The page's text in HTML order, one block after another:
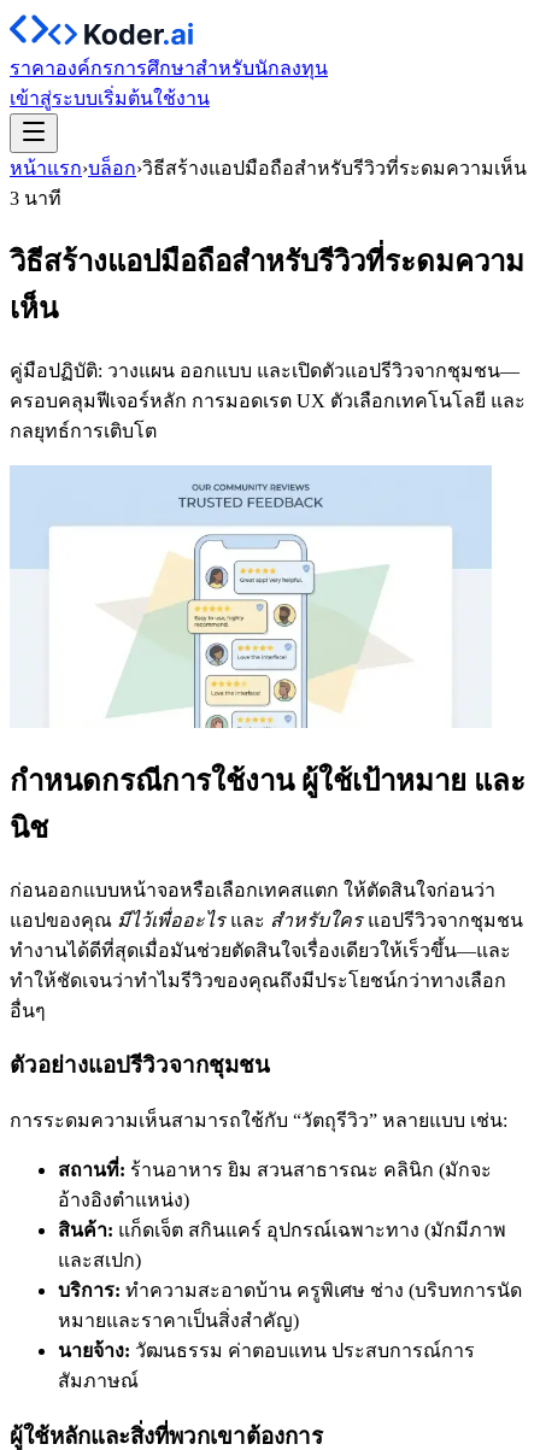
ราคาองค์กรการศึกษาสำหรับนักลงทุน
เข้าสู่ระบบเริ่มต้นใช้งาน
หน้าแรก›บล็อก›วิธีสร้างแอปมือถือสำหรับรีวิวที่ระดมความเห็น
3 นาที
วิธีสร้างแอปมือถือสำหรับรีวิวที่ระดมความ
เห็น
คู่มือปฏิบัติ: วางแผน ออกแบบ และเปิดตัวแอปรีวิวจากชุมชน—
ครอบคลุมฟีเจอร์หลัก การมอดเรต UX ตัวเลือกเทคโนโลยี และ
กลยุทธ์การเติบโต
กำหนดกรณีการใช้งาน ผู้ใช้เป้าหมาย และ
นิช
ก่อนออกแบบหน้าจอหรือเลือกเทคสแตก ให้ตัดสินใจก่อนว่า
แอปของคุณ มีไว้เพื่ออะไรและ สำหรับใครแอปรีวิวจากชุมชน
ทำงานได้ดีที่สุดเมื่อมันช่วยตัดสินใจเรื่องเดียวให้เร็วขึ้น—และ
ทำให้ชัดเจนว่าทำไมรีวิวของคุณถึงมีประโยชน์กว่าทางเลือก
อื่นๆ
ตัวอย่างแอปรีวิวจากชุมชน
การระดมความเห็นสามารถใช้กับ “วัตถุรีวิว” หลายแบบ เช่น:
สถานที่: ร้านอาหาร ยิม สวนสาธารณะ คลินิก (มักจะ
อ้างอิงตำแหน่ง)
สินค้า: แก็ดเจ็ต สกินแคร์ อุปกรณ์เฉพาะทาง (มักมีภาพ
และสเปก)
บริการ: ทำความสะอาดบ้าน ครูพิเศษ ช่าง (บริบทการนัด
หมายและราคาเป็นสิ่งสำคัญ)
นายจ้าง: วัฒนธรรม ค่าตอบแทน ประสบการณ์การ
สัมภาษณ์
ผู้ใช้หลักและสิ่งที่พวกเขาต้องการ